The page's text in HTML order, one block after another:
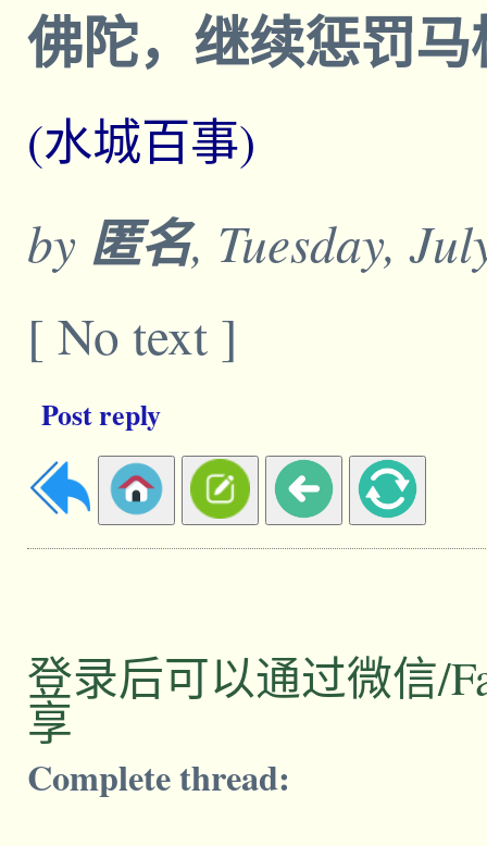
佛陀，继续惩罚
(水城百事)
by 匿名, Tuesday,
[ No text ]
Post reply
登录后可以通过微信/
享
Complete thread: